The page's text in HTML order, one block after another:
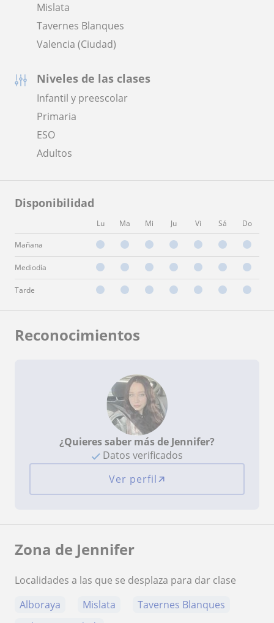
Mislata
Tavernes Blanques
Valencia (Ciudad)
Niveles de las clases
Infantil y preescolar
Primaria
ESO
Adultos
Disponibilidad
Lu Ma Mi Ju Vi Sá Do
Mañana
Mediodía
Tarde
Reconocimientos
¿Quieres saber más de Jennifer?
Datos verificados
Ver perfil
Zona de Jennifer
Localidades a las que se desplaza para dar clase
Alboraya
Mislata
Tavernes Blanques